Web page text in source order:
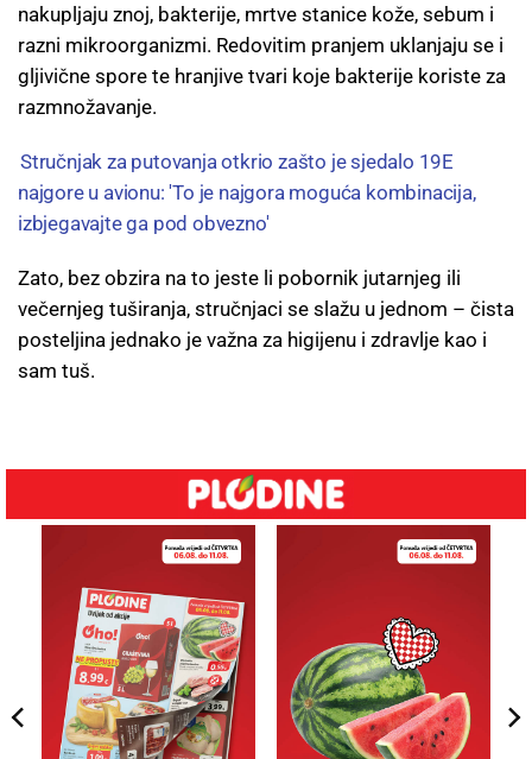
nakupljaju znoj, bakterije, mrtve stanice kože, sebum i
razni mikroorganizmi. Redovitim pranjem uklanjaju se i
gljivične spore te hranjive tvari koje bakterije koriste za
razmnožavanje.
Stručnjak za putovanja otkrio zašto je sjedalo 19E
najgore u avionu: 'To je najgora moguća kombinacija,
izbjegavajte ga pod obvezno'
Zato, bez obzira na to jeste li pobornik jutarnjeg ili
večernjeg tuširanja, stručnjaci se slažu u jednom – čista
posteljina jednako je važna za higijenu i zdravlje kao i
sam tuš.